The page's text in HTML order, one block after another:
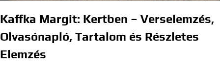
Kaffka Margit: Kertben – Verselemzés,
Olvasónapló, Tartalom és Részletes
Elemzés